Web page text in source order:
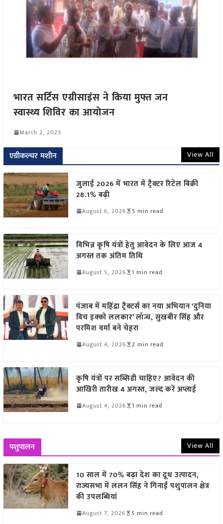
भारत सर्टिस एग्रीसाइंस ने किया मुफ्त जन
स्वास्थ्य शिविर का आयोजन
March 2, 2023
एग्रीकल्चर मशीन View All
जुलाई 2026 में भारत में ट्रैक्टर रिटेल बिक्री
28.1% बढ़ी
August 6, 2026 5 min read
विभिन्न कृषि यंत्रों हेतु आवेदन के लिए आज 4
अगस्त तक अंतिम तिथि
August 5, 2026 1 min read
पंजाब में महिंद्रा ट्रैक्टर्स का नया अभियान ‘दुनिया
विच इक्को ललकार’ लॉन्च, सुखबीर सिंह और
परमिश वर्मा बने चेहरा
August 4, 2026 2 min read
कृषि यंत्रों पर सब्सिडी चाहिए? आवेदन की
आखिरी तारीख 4 अगस्त, जल्द करें अप्लाई
August 4, 2026 1 min read
पशुपालन View All
10 साल में 70% बढ़ा देश का दूध उत्पादन,
राज्यसभा में ललन सिंह ने गिनाईं पशुपालन क्षेत्र
की उपलब्धियां
August 7, 2026 5 min read